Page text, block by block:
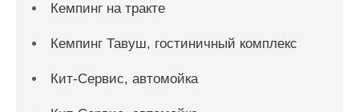
Кемпинг на тракте
Кемпинг Тавуш, гостиничный комплекс
Кит-Сервис, автомойка